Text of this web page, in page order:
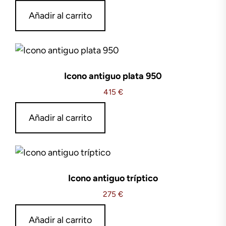
Añadir al carrito
Icono antiguo plata 950
415 €
Añadir al carrito
Icono antiguo tríptico
275 €
Añadir al carrito